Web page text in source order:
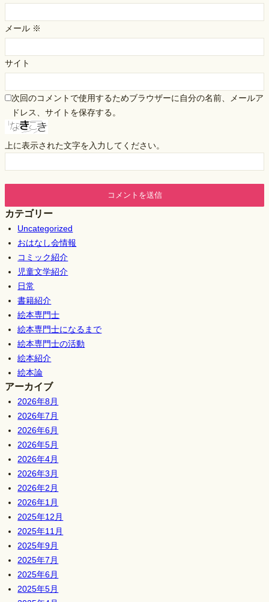
メール ※
サイト
次回のコメントで使用するためブラウザーに自分の名前、メールア
ドレス、サイトを保存する。
上に表示された文字を入力してください。
カテゴリー
Uncategorized
おはなし会情報
コミック紹介
児童文学紹介
日常
書籍紹介
絵本専門士
絵本専門士になるまで
絵本専門士の活動
絵本紹介
絵本論
アーカイブ
2026年8月
2026年7月
2026年6月
2026年5月
2026年4月
2026年3月
2026年2月
2026年1月
2025年12月
2025年11月
2025年9月
2025年7月
2025年6月
2025年5月